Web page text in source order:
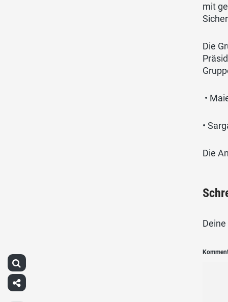
mit
Die
•
•
Die